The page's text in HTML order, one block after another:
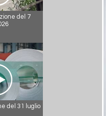
del 7
del 31 luglio